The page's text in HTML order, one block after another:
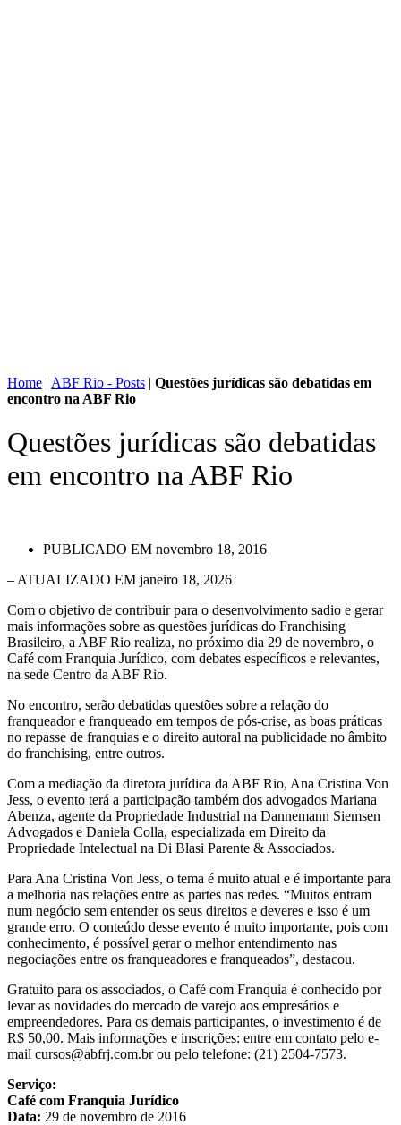
Home | ABF Rio - Posts | Questões jurídicas são debatidas em
encontro na ABF Rio
Questões jurídicas são debatidas
em encontro na ABF Rio
PUBLICADO EM novembro 18, 2016
– ATUALIZADO EM janeiro 18, 2026
Com o objetivo de contribuir para o desenvolvimento sadio e gerar
mais informações sobre as questões jurídicas do Franchising
Brasileiro, a ABF Rio realiza, no próximo dia 29 de novembro, o
Café com Franquia Jurídico, com debates específicos e relevantes,
na sede Centro da ABF Rio.
No encontro, serão debatidas questões sobre a relação do
franqueador e franqueado em tempos de pós-crise, as boas práticas
no repasse de franquias e o direito autoral na publicidade no âmbito
do franchising, entre outros.
Com a mediação da diretora jurídica da ABF Rio, Ana Cristina Von
Jess, o evento terá a participação também dos advogados Mariana
Abenza, agente da Propriedade Industrial na Dannemann Siemsen
Advogados e Daniela Colla, especializada em Direito da
Propriedade Intelectual na Di Blasi Parente & Associados.
Para Ana Cristina Von Jess, o tema é muito atual e é importante para
a melhoria nas relações entre as partes nas redes. “Muitos entram
num negócio sem entender os seus direitos e deveres e isso é um
grande erro. O conteúdo desse evento é muito importante, pois com
conhecimento, é possível gerar o melhor entendimento nas
negociações entre os franqueadores e franqueados”, destacou.
Gratuito para os associados, o Café com Franquia é conhecido por
levar as novidades do mercado de varejo aos empresários e
empreendedores. Para os demais participantes, o investimento é de
R$ 50,00. Mais informações e inscrições: entre em contato pelo e-
mail cursos@abfrj.com.br ou pelo telefone: (21) 2504-7573.
Serviço:
Café com Franquia Jurídico
Data: 29 de novembro de 2016